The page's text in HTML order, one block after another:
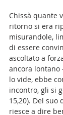
Chissà quante
ritorno si era
misurandole,
di essere
ascoltato a
ancora lontano
lo vide, ebbe
incontro, gli si
15,20). Del suo
riesce a dire